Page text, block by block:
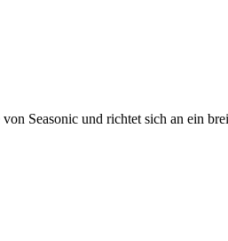
Seasonic und richtet sich an ein